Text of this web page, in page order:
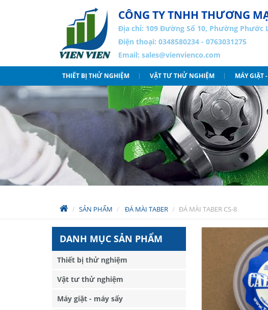
CÔNG TY TNHH THƯƠNG
Địa chỉ: 109 Đường Số 10, Phường Phước
Điện thoại: 0348580234 - 0763031275
Email: sales@vienvienco.com
THIẾT BỊ THỬ NGHIỆM VẬT TƯ THỬ NGHIỆM MÁY GIẶT
SẢN PHẨM ĐÁ MÀI TABER ĐÁ MÀI TABER CS-8
DANH MỤC SẢN PHẨM
Thiết bị thử nghiệm
Vật tư thử nghiệm
Máy giặt - máy sấy